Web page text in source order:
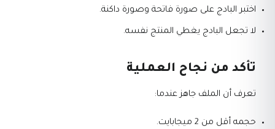
اختبر البادج على صورة فاتحة وصورة داكنة.
لا تجعل البادج يغطي المنتج نفسه.
تأكد من نجاح العملية
تعرف أن الملف جاهز عندما:
حجمه أقل من 2 ميجابايت.